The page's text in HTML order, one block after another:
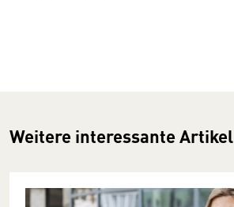
Weitere interessante Artikel